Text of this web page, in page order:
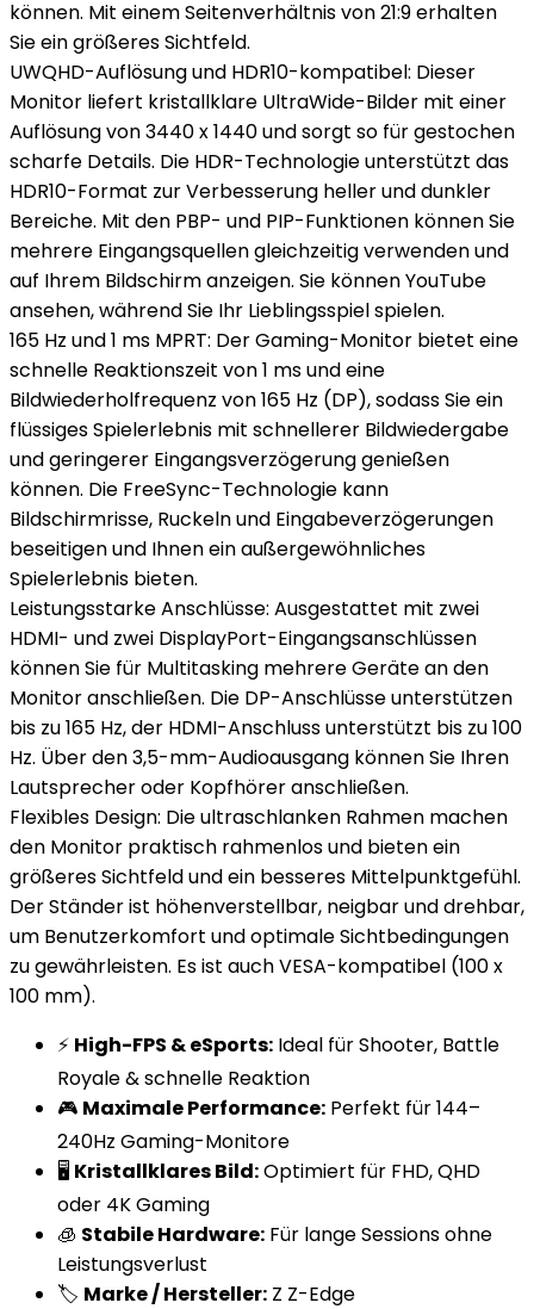
können. Mit einem Seitenverhältnis von 21:9 erhalten
Sie ein größeres Sichtfeld.
UWQHD-Auflösung und HDR10-kompatibel: Dieser
Monitor liefert kristallklare UltraWide-Bilder mit einer
Auflösung von 3440 x 1440 und sorgt so für gestochen
scharfe Details. Die HDR-Technologie unterstützt das
HDR10-Format zur Verbesserung heller und dunkler
Bereiche. Mit den PBP- und PIP-Funktionen können Sie
mehrere Eingangsquellen gleichzeitig verwenden und
auf Ihrem Bildschirm anzeigen. Sie können YouTube
ansehen, während Sie Ihr Lieblingsspiel spielen.
165 Hz und 1 ms MPRT: Der Gaming-Monitor bietet eine
schnelle Reaktionszeit von 1 ms und eine
Bildwiederholfrequenz von 165 Hz (DP), sodass Sie ein
flüssiges Spielerlebnis mit schnellerer Bildwiedergabe
und geringerer Eingangsverzögerung genießen
können. Die FreeSync-Technologie kann
Bildschirmrisse, Ruckeln und Eingabeverzögerungen
beseitigen und Ihnen ein außergewöhnliches
Spielerlebnis bieten.
Leistungsstarke Anschlüsse: Ausgestattet mit zwei
HDMI- und zwei DisplayPort-Eingangsanschlüssen
können Sie für Multitasking mehrere Geräte an den
Monitor anschließen. Die DP-Anschlüsse unterstützen
bis zu 165 Hz, der HDMI-Anschluss unterstützt bis zu 100
Hz. Über den 3,5-mm-Audioausgang können Sie Ihren
Lautsprecher oder Kopfhörer anschließen.
Flexibles Design: Die ultraschlanken Rahmen machen
den Monitor praktisch rahmenlos und bieten ein
größeres Sichtfeld und ein besseres Mittelpunktgefühl.
Der Ständer ist höhenverstellbar, neigbar und drehbar,
um Benutzerkomfort und optimale Sichtbedingungen
zu gewährleisten. Es ist auch VESA-kompatibel (100 x
100 mm).
⚡ High-FPS & eSports: Ideal für Shooter, Battle
Royale & schnelle Reaktion
🎮 Maximale Performance: Perfekt für 144–
240Hz Gaming-Monitore
🖥️ Kristallklares Bild:Optimiert für FHD, QHD
oder 4K Gaming
🧊 Stabile Hardware: Für lange Sessions ohne
Leistungsverlust
🏷️ Marke / Hersteller: Z Z-Edge